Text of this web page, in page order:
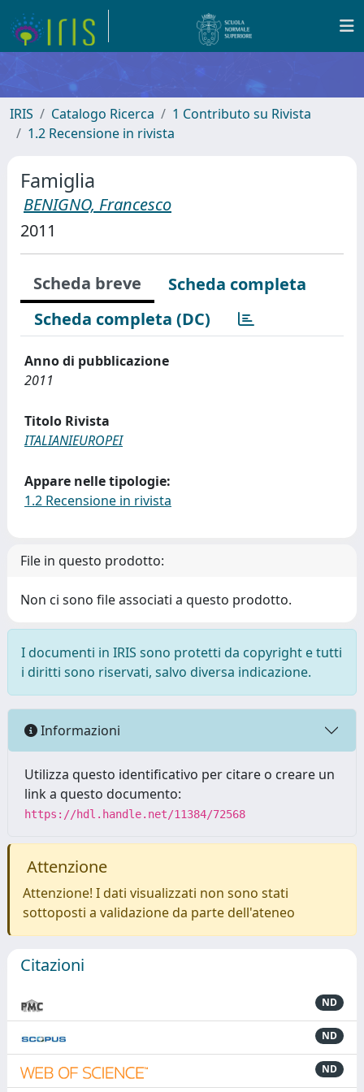
IRIS Catalogo Ricerca
1 Contributo su Rivista
1.2 Recensione in rivista
Famiglia
BENIGNO, Francesco
2011
Scheda breve
Scheda completa
Scheda completa (DC)
Anno di pubblicazione
2011
Titolo Rivista
ITALIANIEUROPEI
Appare nelle tipologie:
1.2 Recensione in rivista
File in questo prodotto:
Non ci sono file associati a questo prodotto.
I documenti in IRIS sono protetti da copyright e tutti
i diritti sono riservati, salvo diversa indicazione.
Informazioni
Utilizza questo identificativo per citare o creare un
link a questo documento:
https://hdl.handle.net/11384/72568
Attenzione
Attenzione! I dati visualizzati non sono stati
sottoposti a validazione da parte dell'ateneo
Citazioni
ND
ND
ND